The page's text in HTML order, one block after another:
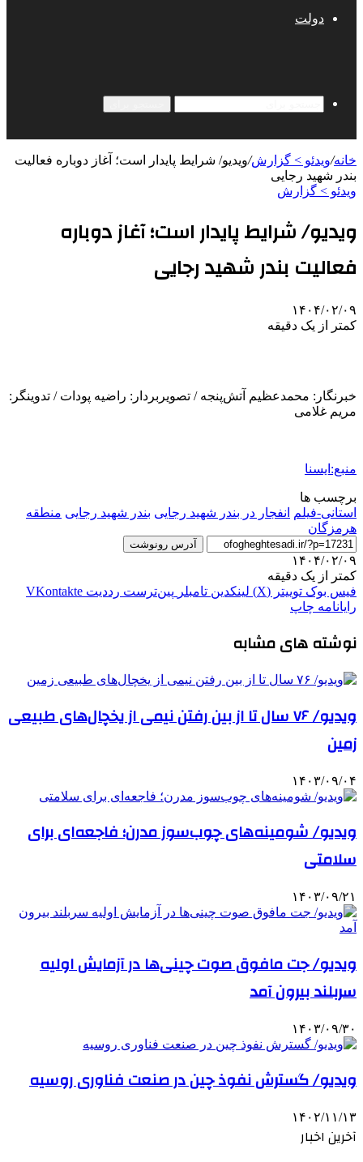
دولت
خانه/ویدئو > گزارش/ویدیو/ شرایط پایدار است؛ آغاز دوباره فعالیت
بندر شهید رجایی
ویدئو > گزارش
ویدیو/ شرایط پایدار است؛ آغاز دوباره
فعالیت بندر شهید رجایی
۱۴۰۴/۰۲/۰۹
کمتر از یک دقیقه
خبرنگار: محمدعظیم آتش‌پنجه / تصویربردار: راضیه پودات / تدوینگر:
مریم غلامی
منبع:ایسنا
برچسب ها
استانی-فیلم
انفجار در بندر شهید رجایی بندر شهید رجایی منطقه
هرمزگان
آدرس رونوشت
۱۴۰۴/۰۲/۰۹
کمتر از یک دقیقه
فیس بوک توییتر (X) لینکدین ‫تامبلر ‫پین‌ترست ‫رددیت ‫VKontakte
رایانامه چاپ
نوشته های مشابه
ویدیو/ ۷۶ سال تا از بین رفتن نیمی از یخچال‌های طبیعی
زمین
۱۴۰۳/۰۹/۰۴
ویدیو/ شومینه‌های چوب‌سوز مدرن؛ فاجعه‌ای برای
سلامتی
۱۴۰۳/۰۹/۲۱
ویدیو/ جت مافوق صوت چینی‌ها در آزمایش اولیه
سربلند بیرون آمد
۱۴۰۳/۰۹/۳۰
ویدیو/ گسترش نفوذ چین در صنعت فناوری روسیه
۱۴۰۲/۱۱/۱۳
آخرین اخبار